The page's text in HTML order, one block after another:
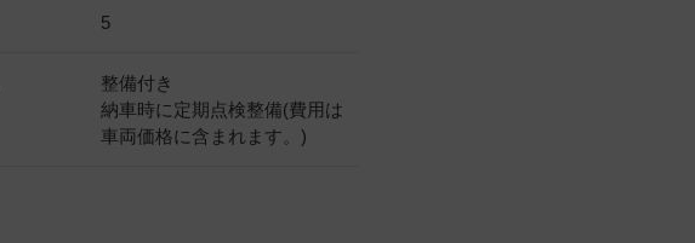
5
整備付き
納車時に定期点検整備(費用は
車両価格に含まれます。)